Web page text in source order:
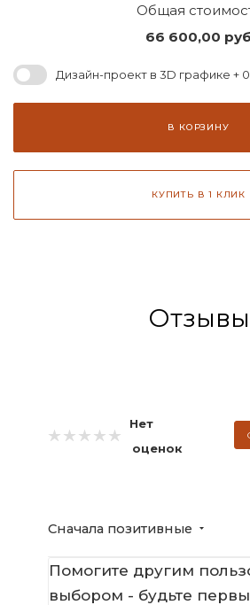
Общая
66 600,00 руб
Дизайн-проект в 3D графике +
В КОРЗИНУ
КУПИТЬ В 1 КЛИК
Отзывы
Нет
оценок
Сначала позитивные
Помогите другим
выбором - будьте